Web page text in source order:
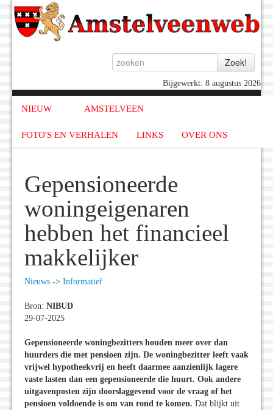
Bijgewerkt: 8 augustus 2026
NIEUW AMSTELVEEN
FOTO'S EN VERHALEN LINKS OVER ONS
Gepensioneerde
woningeigenaren
hebben het financieel
makkelijker
Nieuws -> Informatief
Bron: NIBUD
29-07-2025
Gepensioneerde woningbezitters houden meer over dan
huurders die met pensioen zijn. De woningbezitter leeft vaak
vrijwel hypotheekvrij en heeft daarmee aanzienlijk lagere
vaste lasten dan een gepensioneerde die huurt. Ook andere
uitgavenposten zijn doorslaggevend voor de vraag of het
pensioen voldoende is om van rond te komen. Dat blijkt uit